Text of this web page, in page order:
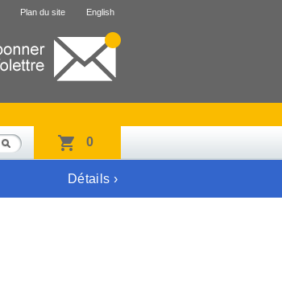
Plan du site English
0
Détails ›